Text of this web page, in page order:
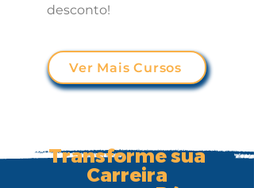
desconto!
Ver Mais Cursos
Transforme sua
Carreira